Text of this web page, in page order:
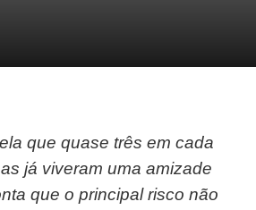
que quase três em cada
já viveram uma amizade
que o principal risco não